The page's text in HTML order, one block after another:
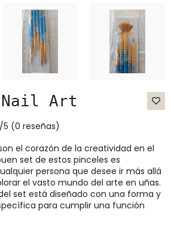
Nail Art
5 (0 reseñas)
set de estos pinceles es
persona que desee ir más allá
el vasto mundo del arte en uñas.
set está diseñado con una forma y
para cumplir una función